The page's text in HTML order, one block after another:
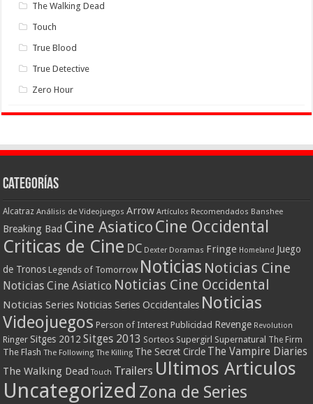
The Walking Dead
Touch
True Blood
True Detective
Zero Hour
Categorías
Alcatraz Análisis de Videojuegos Arrow Artículos Recomendados Banshee
Breaking Bad Cine AsiaticoCine Occidental
Criticas de Cine DC Dexter Doramas Fringe Homeland Juego
de Tronos Legends of Tomorrow Noticias Noticias Cine
Noticias Cine Asiatico Noticias Cine Occidental
Noticias Series Noticias Series Occidentales Noticias
Videojuegos Person of Interest Publicidad Revenge Revolution
Ringer Sitges 2012 Sitges 2013 Sorteos Supergirl Supernatural The Firm
The Flash The Following The Killing The Secret Circle The Vampire Diaries
The Walking Dead Touch Trailers Ultimos Articulos
Uncategorized Zona de Series